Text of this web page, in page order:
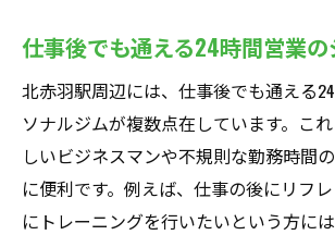
仕事後でも通える24時間営業
北赤羽駅周辺には、仕事後でも通える
ソナルジムが複数点在しています。こ
しいビジネスマンや不規則な勤務時間
に便利です。例えば、仕事の後にリフ
にトレーニングを行いたいという方に